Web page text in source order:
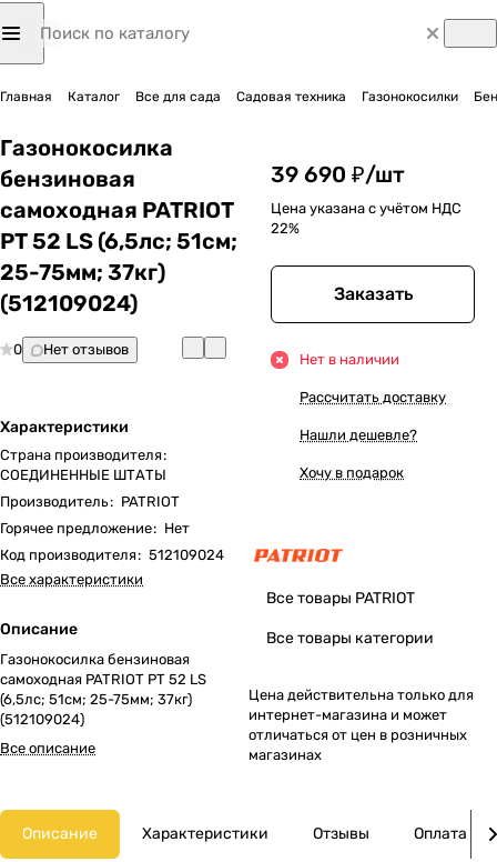
Главная Каталог Все для сада Садовая техника Газонокосилки
Газонокосилка
бензиновая
самоходная PATRIOT
PT 52 LS (6,5лс; 51cм;
25-75мм; 37кг)
(512109024)
0 Нет отзывов
Характеристики
Страна производителя:
СОЕДИНЕННЫЕ ШТАТЫ
Производитель: PATRIOT
Горячее предложение: Нет
Код производителя: 512109024
Все характеристики
Описание
Газонокосилка бензиновая
самоходная PATRIOT PT 52 LS
(6,5лс; 51cм; 25-75мм; 37кг)
(512109024)
Все описание
39 690 ₽/шт
Цена указана с учётом НДС
22%
Заказать
Нет в наличии
Рассчитать доставку
Нашли дешевле?
Хочу в подарок
Все товары PATRIOT
Все товары категории
Цена действительна только для
интернет-магазина и может
отличаться от цен в розничных
магазинах
Описание Характеристики Отзывы Оплата